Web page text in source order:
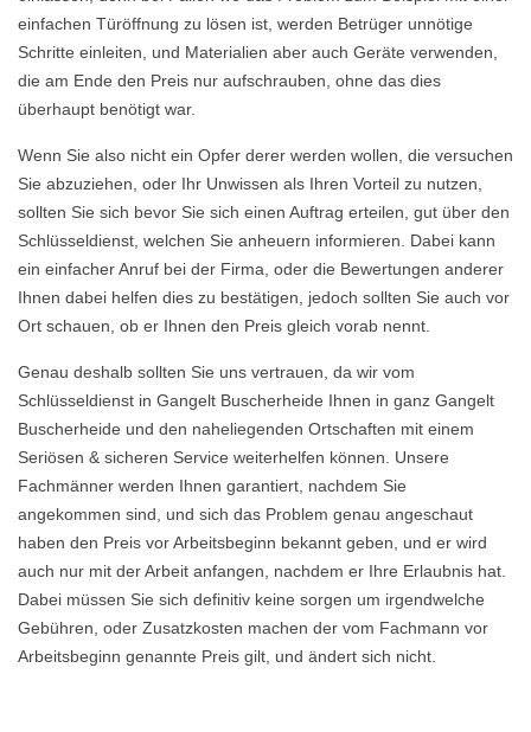
einfachen Türöffnung zu lösen ist, werden Betrüger unnötige
Schritte einleiten, und Materialien aber auch Geräte verwenden,
die am Ende den Preis nur aufschrauben, ohne das dies
überhaupt benötigt war.
Wenn Sie also nicht ein Opfer derer werden wollen, die versuchen
Sie abzuziehen, oder Ihr Unwissen als Ihren Vorteil zu nutzen,
sollten Sie sich bevor Sie sich einen Auftrag erteilen, gut über den
Schlüsseldienst, welchen Sie anheuern informieren. Dabei kann
ein einfacher Anruf bei der Firma, oder die Bewertungen anderer
Ihnen dabei helfen dies zu bestätigen, jedoch sollten Sie auch vor
Ort schauen, ob er Ihnen den Preis gleich vorab nennt.
Genau deshalb sollten Sie uns vertrauen, da wir vom
Schlüsseldienst in Gangelt Buscherheide Ihnen in ganz Gangelt
Buscherheide und den naheliegenden Ortschaften mit einem
Seriösen & sicheren Service weiterhelfen können. Unsere
Fachmänner werden Ihnen garantiert, nachdem Sie
angekommen sind, und sich das Problem genau angeschaut
haben den Preis vor Arbeitsbeginn bekannt geben, und er wird
auch nur mit der Arbeit anfangen, nachdem er Ihre Erlaubnis hat.
Dabei müssen Sie sich definitiv keine sorgen um irgendwelche
Gebühren, oder Zusatzkosten machen der vom Fachmann vor
Arbeitsbeginn genannte Preis gilt, und ändert sich nicht.